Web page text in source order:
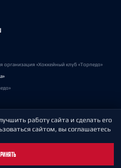
«Хоккейный клуб «Торпедо»
работу сайта и сделать его
сайтом, вы соглашаетесь